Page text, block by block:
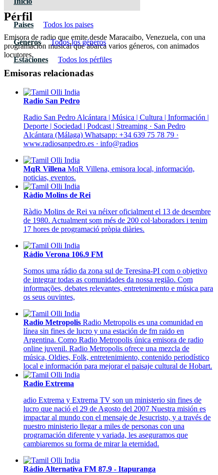
Paises Todos los paises
Géneros Todos los géneros
Estaciones Todos los pérfiles
Pérfil
Emisora de radio que emite desde Maracaibo, Venezuela, con una
programación musical que abarca varios géneros, con animados
locutores.
Emisoras relacionadas
Radio San Pedro
Radio San Pedro Alcántara | Música | Cultura | Información |
Deporte | Sociedad | Podcast | Streaming · San Pedro
Alcántara (Málaga) Whatsapp: +34 639 75 78 79 ·
www.radiosanpedro.es · info@radios
MqR Villena MqR Villena, emisora local, información,
noticias, eventos.
Ràdio Molins de Rei
Ràdio Molins de Rei va néixer oficialment el 13 de desembre
de 1980. Actualment som més de 200 col·laboradors i tenim
17 hores de programació pròpia diàries.
Rádio Verona 106.9 FM
Somos uma rádio da zona sul de Teresina-PI com o objetivo
de integrar todas as comunidades da nossa região. Com
informações, debates relevantes, entretenimento e música para
os seus ouvintes,
Radio Metropolis Radio Metropolis es una comunidad en
línea sin fines de lucro y una estación de fm raido en
Argentina. Como Radio Metropolis única emisora de radio
online juvenil. Radio Metropolis ofrece una mezcla de
música, Oldies, Folk, entretenimiento, contenido periodístico
local e información para mejorar el paisaje cultural de Hobart.
Radio Extrema
adio Extrema y Extrema TV son un ministerio sin fines de
lucro que nació el 29 de Agosto del 2007 Nuestra misión es
impactar al mundo con el mensaje de Jesucristo, y a través de
nuestro ministerio llegar a miles de personas con una
programación diferente y variada, les aseguramos que
cambiaremos su forma de mirar la eternidad.
Rádio Alternativa FM 87.9 - Itapuranga